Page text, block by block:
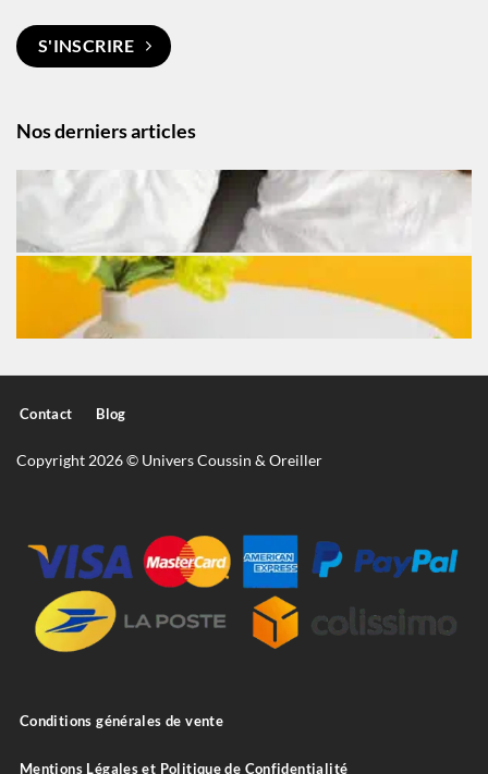
Nos derniers articles
S'INSCRIRE
Contact Blog
Copyright 2026 © Univers Coussin & Oreiller
Conditions générales de vente
Mentions Légales et Politique de Confidentialité